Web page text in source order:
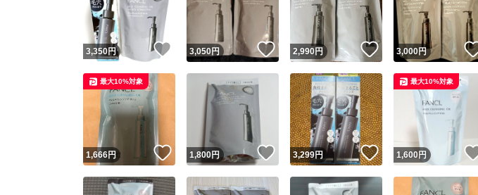
3,350円 いいね！
3,050円 いいね！
2,990円 いいね！
3,000円
1,666円 いいね！
最大10%対象
1,800円 いいね！
3,299円 いいね！
1,600円
最大10%対象